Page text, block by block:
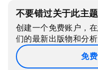
不要错过关于此主
创建一个免费账户，
们的最新出版物和分析
免